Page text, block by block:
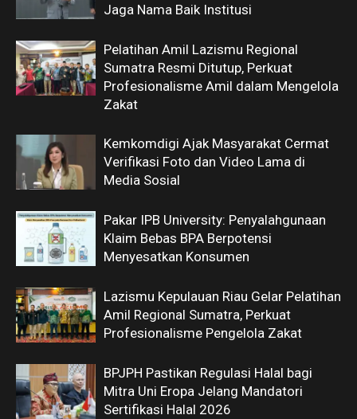
Jaga Nama Baik Institusi
Pelatihan Amil Lazismu Regional
Sumatra Resmi Ditutup, Perkuat
Profesionalisme Amil dalam Mengelola
Zakat
Kemkomdigi Ajak Masyarakat Cermat
Verifikasi Foto dan Video Lama di
Media Sosial
Pakar IPB University: Penyalahgunaan
Klaim Bebas BPA Berpotensi
Menyesatkan Konsumen
Lazismu Kepulauan Riau Gelar Pelatihan
Amil Regional Sumatra, Perkuat
Profesionalisme Pengelola Zakat
BPJPH Pastikan Regulasi Halal bagi
Mitra Uni Eropa Jelang Mandatori
Sertifikasi Halal 2026